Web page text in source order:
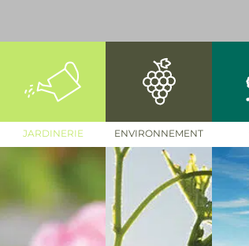
JARDINERIE ENVIRONNEMENT